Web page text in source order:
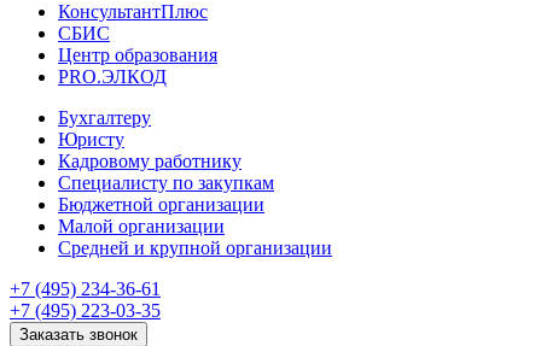
КонсультантПлюс
СБИС
Центр образования
PRO.ЭЛКОД
Бухгалтеру
Юристу
Кадровому работнику
Специалисту по закупкам
Бюджетной организации
Малой организации
Средней и крупной организации
+7 (495) 234-36-61
+7 (495) 223-03-35
Заказать звонок